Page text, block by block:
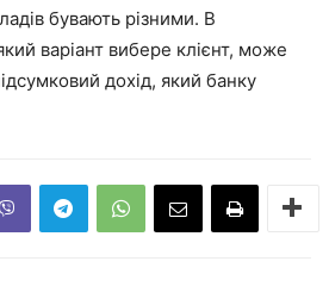
бувають різними. В
варіант вибере клієнт, може
дохід, який банку